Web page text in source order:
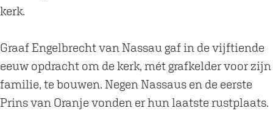
kerk.
Graaf Engelbrecht van Nassau gaf in de vijftiende
eeuw opdracht om de kerk, mét grafkelder voor zijn
familie, te bouwen. Negen Nassaus en de eerste
Prins van Oranje vonden er hun laatste rustplaats.